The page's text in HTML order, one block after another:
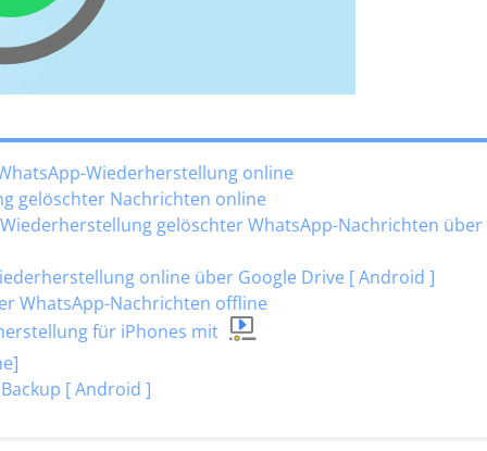
Wiederherstellung online
gelöschter Nachrichten online
gelöschter WhatsApp-Nachrichten über
online über Google Drive [ Android ]
WhatsApp-Nachrichten offline
für iPhones mit
[ Android ]